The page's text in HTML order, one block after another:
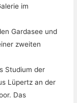
im
Gardasee und
zweiten
Studium der
Lüpertz an der
Das